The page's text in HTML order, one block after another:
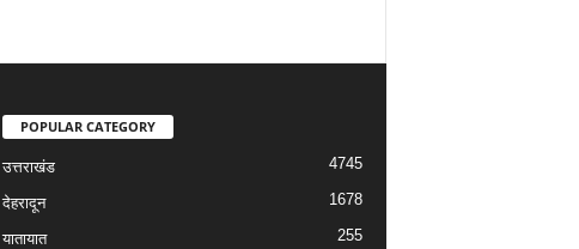
POPULAR CATEGORY
उत्तराखंड 4745
देहरादून 1678
यातायात 255